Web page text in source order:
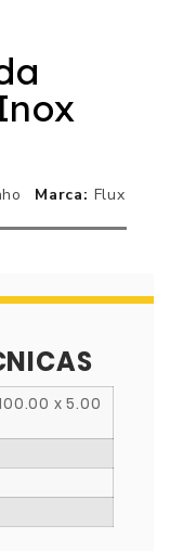
Marca Flux
x 5.00